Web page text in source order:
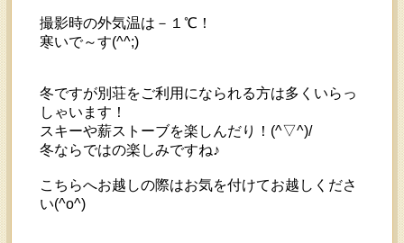
撮影時の外気温は－１℃！
寒いで～す(^^;)
冬ですが別荘をご利用になられる方は多くいらっ
しゃいます！
スキーや薪ストーブを楽しんだり！(^▽^)/
冬ならではの楽しみですね♪
こちらへお越しの際はお気を付けてお越しくださ
い(^o^)